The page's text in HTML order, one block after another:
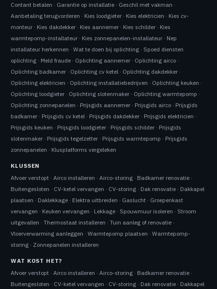
Contant betalen · Garantie op installatie · Geschil met vakman ·
Aanbetaling terugvorderen · Kies loodgieter · Kies elektricien · Kies cv-
monteur · Kies dakdekker · Kies aannemer · Kies schilder · Kies
warmtepomp-installateur · Kies zonnepanelen-installateur · Nep
installateur herkennen ·Wat te doen bij oplichting · Spoed diensten
oplichting · Meld fraude · Oplichting aannemer · Oplichting airco ·
Oplichting badkamer · Oplichting cv ketel · Oplichting dakdekker ·
Oplichting elektricien · Oplichting installatiebedrijven · Oplichting keuken ·
Oplichting loodgieter · Oplichting slotenmaker · Oplichting warmtepomp ·
Oplichting zonnepanelen · Prijsgids aannemer · Prijsgids airco · Prijsgids
badkamer · Prijsgids cv ketel · Prijsgids dakdekker · Prijsgids elektricien ·
Prijsgids keuken · Prijsgids loodgieter · Prijsgids schilder · Prijsgids
slotenmaker · Prijsgids tegelzetter · Prijsgids warmtepomp · Prijsgids
zonnepanelen · Klusplatforms vergeleken
KLUSSEN
Afvoer verstopt ·Airco installeren ·Airco-storing · Badkamer renovatie ·
Buitengesloten · CV-ketel vervangen · CV-storing · Dak renovatie · Dakkapel
plaatsen · Daklekkage · Elektra uitbreiden · Gaslucht · Groepenkast
vervangen · Keuken vervangen · Lekkage · Spouwmuur isoleren · Stroom
uitgevallen ·Thermostaat installeren ·Tuin aanleg of renovatie ·
Vloerverwarming aanleggen ·Warmtepomp plaatsen ·Warmtepomp-
storing · Zonnepanelen installeren
WAT KOST HET?
Afvoer verstopt ·Airco installeren ·Airco-storing · Badkamer renovatie ·
Buitengesloten · CV-ketel vervangen · CV-storing · Dak renovatie · Dakkapel